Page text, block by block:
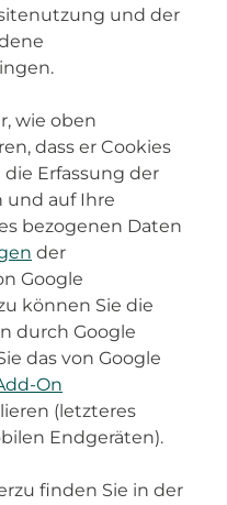
und der
wie oben
dass er Cookies
Erfassung der
und auf Ihre
bezogenen Daten
der
Google
können Sie die
durch Google
das von Google
On
(letzteres
Endgeräten).
finden Sie in der